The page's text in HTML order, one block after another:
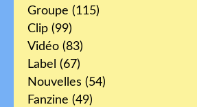
Groupe (115)
Clip (99)
Vidéo (83)
Label (67)
Nouvelles (54)
Fanzine (49)